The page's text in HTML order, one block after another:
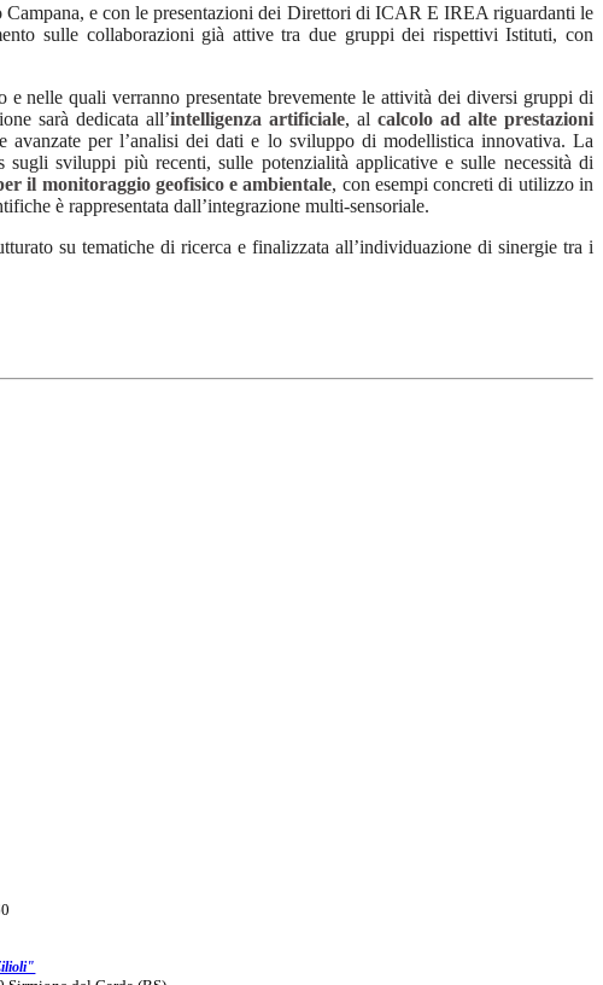
Campana, e con le presentazioni dei Direttori di ICAR E IREA riguardanti le
sulle collaborazioni già attive tra due gruppi dei rispettivi Istituti, con
nelle quali verranno presentate brevemente le attività dei diversi gruppi di
sarà dedicata all’intelligenza artificiale, al calcolo ad alte prestazioni
avanzate per l’analisi dei dati e lo sviluppo di modellistica innovativa. La
sugli sviluppi più recenti, sulle potenzialità applicative e sulle necessità di
il monitoraggio geofisico e ambientale, con esempi concreti di utilizzo in
è rappresentata dall’integrazione multi-sensoriale.
su tematiche di ricerca e finalizzata all’individuazione di sinergie tra i